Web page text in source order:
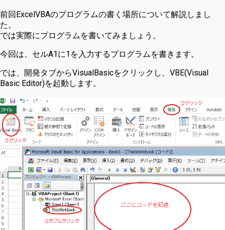
前回ExcelVBAのプログラムの書く場所について解説しまし
た。
では実際にプログラムを書いてみましょう。
今回は、セルA1に1を入力するプログラムを書きます。
では、開発タブからVisualBasicをクリックし、VBE(Visual
Basic Editor)を起動します。